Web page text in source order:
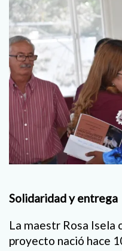
Solidaridad y entrega
La maestr Rosa Isela
proyecto nació hace